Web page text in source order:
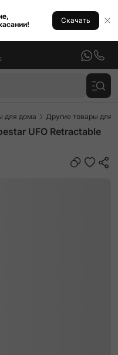
Скачать
для дома Другие товары для
UFO Retractable